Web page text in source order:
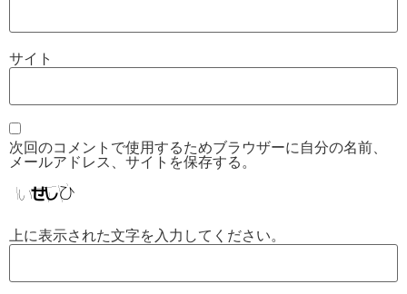
サイト
次回のコメントで使用するためブラウザーに自分の名前、
メールアドレス、サイトを保存する。
上に表示された文字を入力してください。